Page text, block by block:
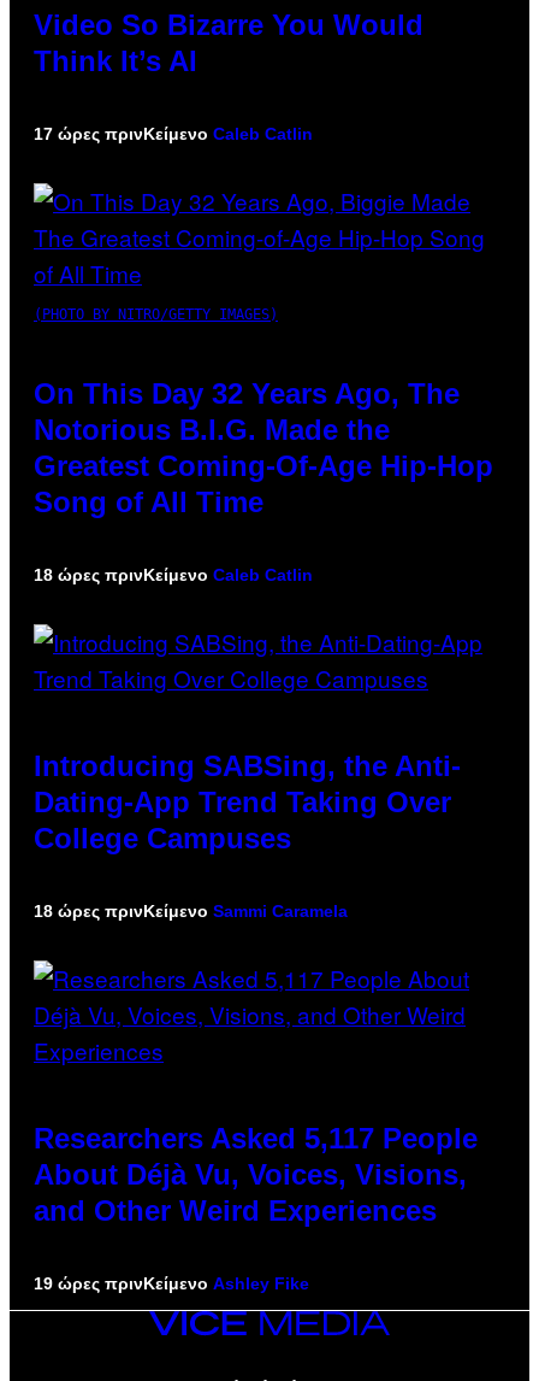
Video So Bizarre You Would
Think It’s AI
17 ώρες πρινΚείμενο Caleb Catlin
(PHOTO BY NITRO/GETTY IMAGES)
On This Day 32 Years Ago, The
Notorious B.I.G. Made the
Greatest Coming-Of-Age Hip-Hop
Song of All Time
18 ώρες πρινΚείμενο Caleb Catlin
Introducing SABSing, the Anti-
Dating-App Trend Taking Over
College Campuses
18 ώρες πρινΚείμενο Sammi Caramela
Researchers Asked 5,117 People
About Déjà Vu, Voices, Visions,
and Other Weird Experiences
19 ώρες πρινΚείμενο Ashley Fike
VICE
MEDIA